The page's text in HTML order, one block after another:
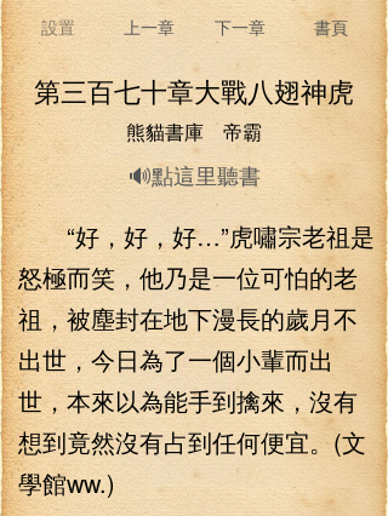
設置 上一章 下一章 書頁
第三百七十章大戰八翅神虎
熊貓書庫 帝霸
🔊點這里聽書
“好，好，好…”虎嘯宗老祖是
怒極而笑，他乃是一位可怕的老
祖，被塵封在地下漫長的歲月不
出世，今日為了一個小輩而出
世，本來以為能手到擒來，沒有
想到竟然沒有占到任何便宜。(文
學館ww.)